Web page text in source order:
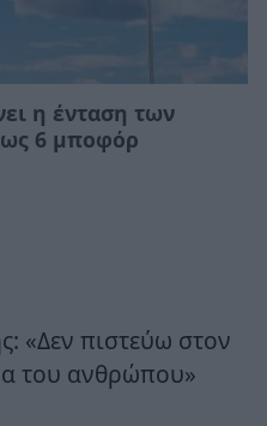
η ένταση των
6 μποφόρ
«Δεν πιστεύω στον
του ανθρώπου»